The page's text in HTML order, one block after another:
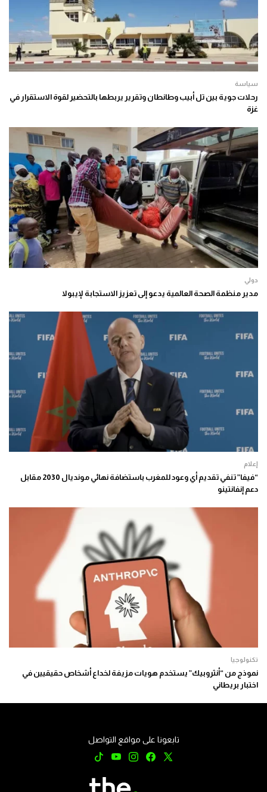
سياسة
رحلات جوية بين تل أبيب وطانطان وتقرير يربطها بالتحضير لقوة الاستقرار في
غزة
دولي
مدير منظمة الصحة العالمية يدعو إلى تعزيز الاستجابة لإيبولا
إعلام
“فيفا” تنفي تقديم أي وعود للمغرب باستضافة نهائي مونديال 2030 مقابل
دعم إنفانتينو
تكنولوجيا
نموذج من “أنثروبيك” يستخدم هويات مزيفة لخداع أشخاص حقيقيين في
اختبار بريطاني
تابعونا على مواقع التواصل